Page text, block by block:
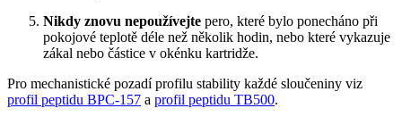
Nikdy znovu nepoužívejte pero, které bylo ponecháno při
pokojové teplotě déle než několik hodin, nebo které vykazuje
zákal nebo částice v okénku kartridže.
Pro mechanistické pozadí profilu stability každé sloučeniny viz
profil peptidu BPC-157 a profil peptidu TB500.